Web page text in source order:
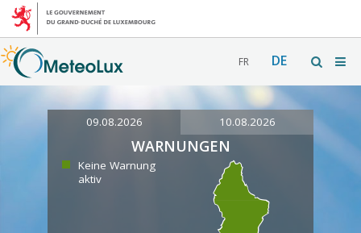
FR DE
09.08.2026 10.08.2026
WARNUNGEN
Keine Warnung
aktiv